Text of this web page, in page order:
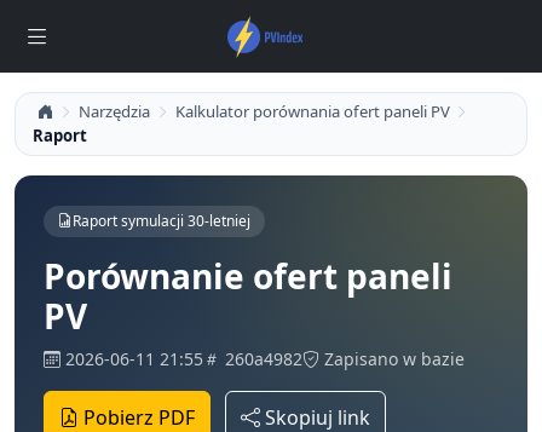
Narzędzia
Kalkulator porównania ofert paneli PV
Raport
Raport symulacji 30-letniej
Porównanie ofert paneli
PV
2026-06-11 21:55 260a4982 Zapisano w bazie
Pobierz PDF Skopiuj link